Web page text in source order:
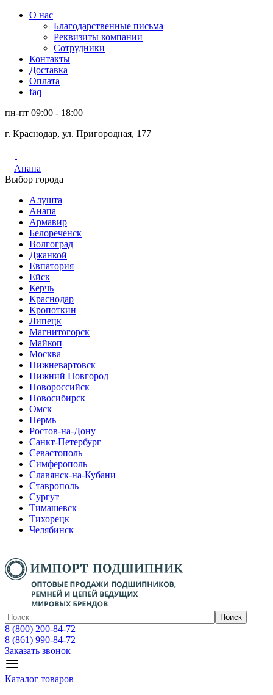
О нас
Благодарственные письма
Реквизиты компании
Сотрудники
Контакты
Доставка
Оплата
faq
пн-пт 09:00 - 18:00
г. Краснодар, ул. Пригородная, 177
Анапа
Выбор города
Алушта
Анапа
Армавир
Белореченск
Волгоград
Джанкой
Евпатория
Ейск
Керчь
Краснодар
Кропоткин
Липецк
Магнитогорск
Майкоп
Москва
Нижневартовск
Нижний Новгород
Новороссийск
Новосибирск
Омск
Пермь
Ростов-на-Дону
Санкт-Петербург
Севастополь
Симферополь
Славянск-на-Кубани
Ставрополь
Сургут
Тимашевск
Тихорецк
Челябинск
Поиск
8 (800) 200-84-72
8 (861) 990-84-72
Заказать звонок
Каталог товаров